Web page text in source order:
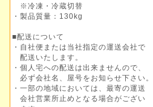
※冷凍・冷蔵切替
・製品質量：130kg
■配送について
・自社便または当社指定の運送会社で
配送いたします。
・個人宅への配送は出来ませんので、
必ず会社名、屋号をお知らせ下さい。
・一部の地域においては、最寄の運送
会社営業所止めとなる場合がござい